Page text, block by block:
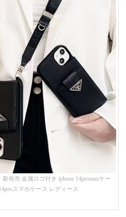
新発売 金属ロゴ付き iphone 14promaxケー
スマホケース レディース